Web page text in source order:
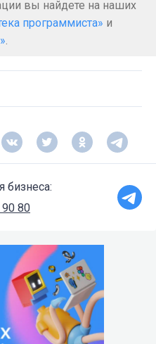
вы найдете на наших
программиста» и
.
бизнеса:
80